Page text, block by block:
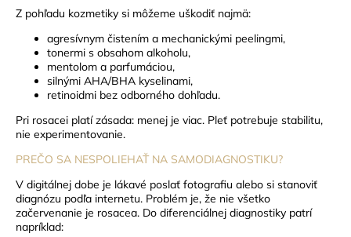
Z pohľadu kozmetiky si môžeme uškodiť najmä:
agresívnym čistením a mechanickými peelingmi,
tonermi s obsahom alkoholu,
mentolom a parfumáciou,
silnými AHA/BHA kyselinami,
retinoidmi bez odborného dohľadu.
Pri rosacei platí zásada: menej je viac. Pleť potrebuje stabilitu,
nie experimentovanie.
PREČO SA NESPOLIEHAŤ NA SAMODIAGNOSTIKU?
V digitálnej dobe je lákavé poslať fotografiu alebo si stanoviť
diagnózu podľa internetu. Problém je, že nie všetko
začervenanie je rosacea. Do diferenciálnej diagnostiky patrí
napríklad: